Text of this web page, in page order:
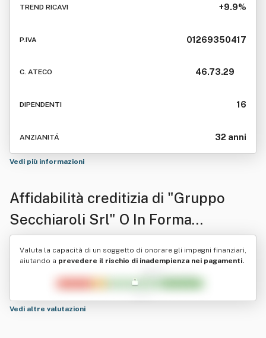
TREND RICAVI +9.9%
P.IVA 01269350417
C. ATECO 46.73.29
DIPENDENTI 16
ANZIANITÁ 32 anni
Vedi più informazioni
Affidabilità creditizia di "Gruppo
Secchiaroli Srl" O In Forma
Abbreviata "Secchiaroli Srl"
Valuta la capacità di un soggetto di onorare gli impegni finanziari,
aiutando a prevedere il rischio di inadempienza nei pagamenti.
Vedi altre valutazioni